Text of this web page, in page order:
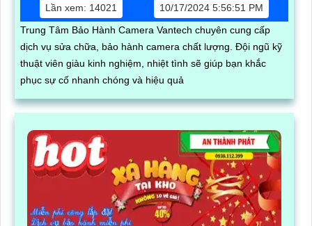
Lần xem: 14021
10/17/2024 5:56:51 PM
Trung Tâm Bảo Hành Camera Vantech chuyên cung cấp
dịch vụ sửa chữa, bảo hành camera chất lượng. Đội ngũ kỹ
thuật viên giàu kinh nghiệm, nhiệt tình sẽ giúp bạn khắc
phục sự cố nhanh chóng và hiệu quả